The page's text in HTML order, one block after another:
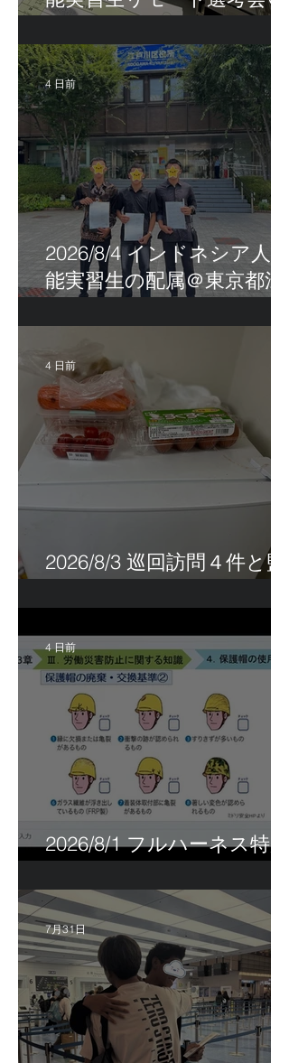
2026/8/4 インドネシア人技
能実習生の配属＠東京都江
4 日前
2026/8/3 巡回訪問４件と監
4 日前
2026/8/1 フルハーネス特別
4 日前
7月31日